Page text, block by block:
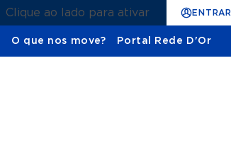
Clique ao lado para ativar ENTRAR
O que nos move? Portal Rede D'Or